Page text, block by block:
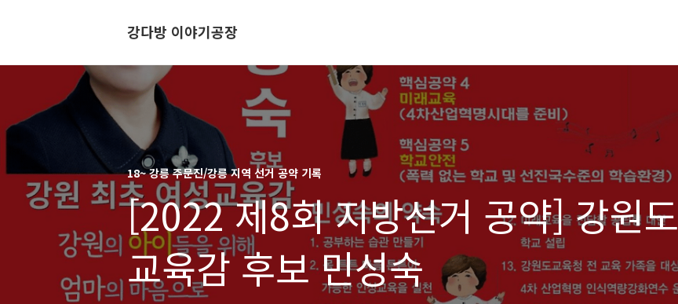
강다방 이야기공장
18~ 강릉 주문진/강릉 지역 선거 공약 기록
[2022 제8회 지방선거 공약] 강원도
교육감 후보 민성숙